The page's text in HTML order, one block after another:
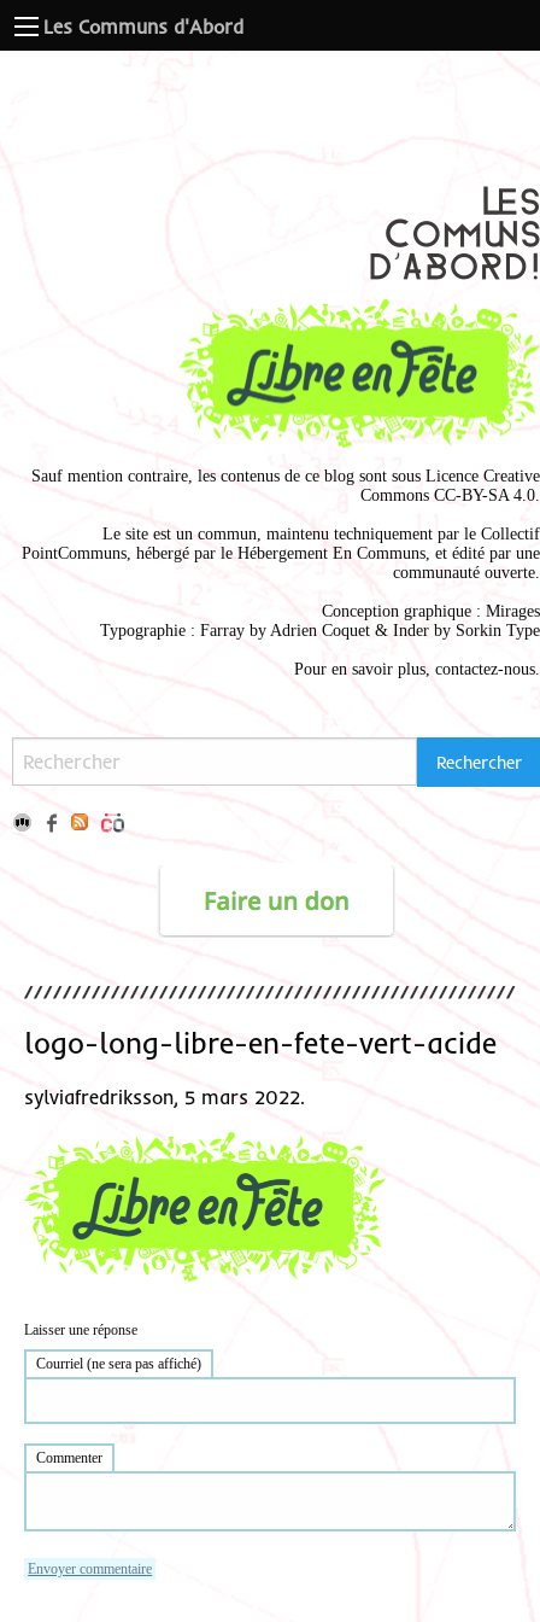
Les Communs d'Abord
Sauf mention contraire, les contenus de ce blog sont sous Licence Creative
Commons CC-BY-SA 4.0.
Le site est un commun, maintenu techniquement par le Collectif
PointCommuns, hébergé par le Hébergement En Communs, et édité par une
communauté ouverte.
Conception graphique : Mirages
Typographie : Farray by Adrien Coquet & Inder by Sorkin Type
Pour en savoir plus, contactez-nous.
logo-long-libre-en-fete-vert-acide
sylviafredriksson, 5 mars 2022.
Laisser une réponse
Courriel (ne sera pas affiché)
Commenter